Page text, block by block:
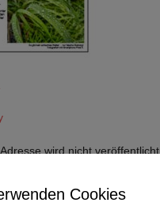
wird nicht veröffentlicht.
Cookies